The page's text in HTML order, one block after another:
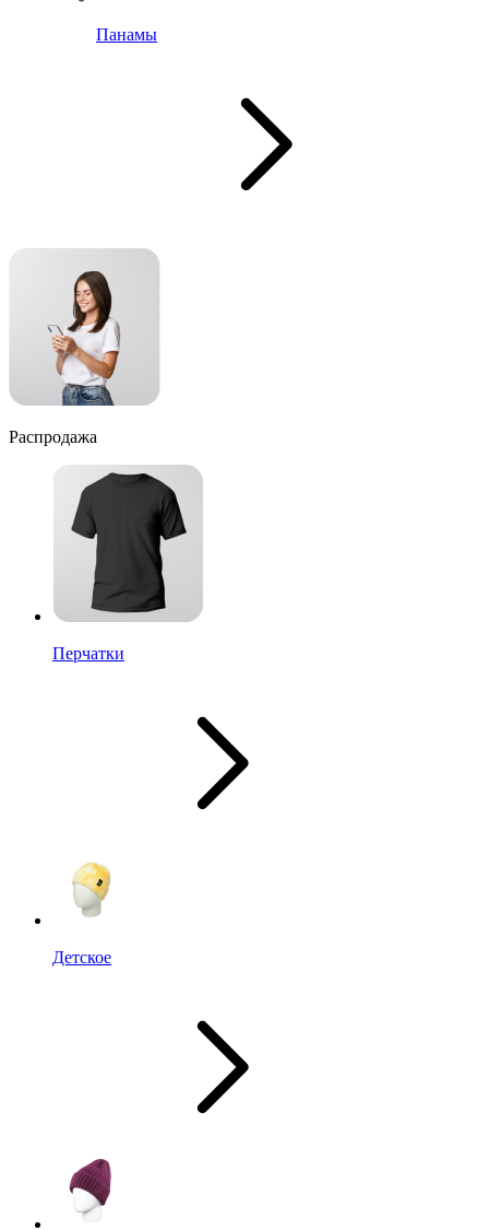
Панамы
Распродажа
Перчатки
Детское